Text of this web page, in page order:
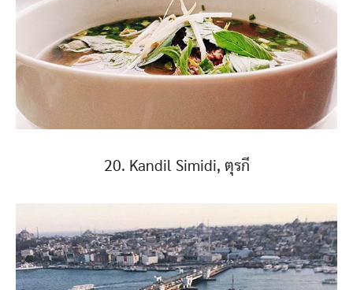
20. Kandil Simidi, ตุรกี